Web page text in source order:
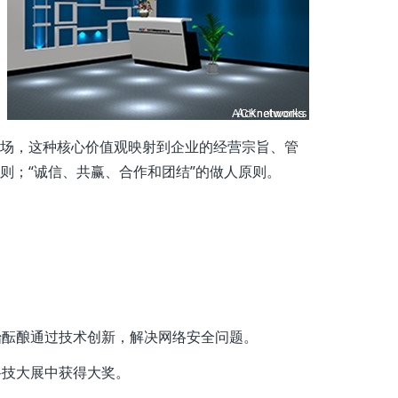
，这种核心价值观映射到企业的经营宗旨、管
“诚信、共赢、合作和团结”的做人原则。
酿通过技术创新，解决网络安全问题。
大展中获得大奖。